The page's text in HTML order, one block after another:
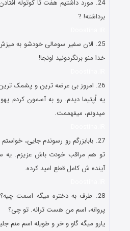
24. مورد داشتیم هفت تا کوتوله
برداشته! ?
25. الان سفیر سومالی خودشو به
خدا منو برنگردونید اونجا!
26. امروز بی عرضه ترین و پشمک
یه اُپتیما دیدم. رو به آسمون کردم
میدونم، میفهممت.
27. بابابزرگم رو رسوندم جایی،
تو هم مراقب خودت باش عزیزم. یه
آینده ش کامل قطع امید کرده.
28. طرف به دختره میگه اسمت
پروانه، اسم من هست ترانه. تو چی؟
یارو میگه گاو و خر و طویله اسم منم